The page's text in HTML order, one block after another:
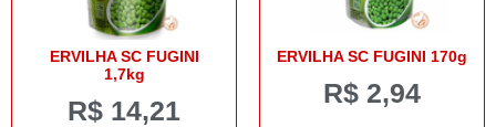
ERVILHA SC FUGINI
1,7kg
R$ 14,21
ERVILHA SC FUGINI 170g
R$ 2,94